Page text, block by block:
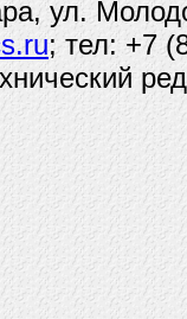
ул.
; тел: +7